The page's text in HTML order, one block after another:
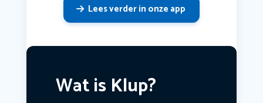
Lees verder in onze app
Wat is Klup?